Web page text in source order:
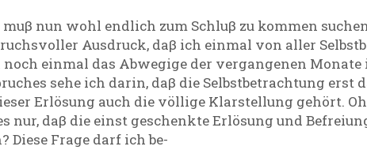
nun wohl endlich zum Schluβ zu kommen
Ausdruck, daβ ich einmal von aller
einmal das Abwegige der vergangenen Monate
sehe ich darin, daβ die Selbstbetrachtung
Erlösung auch die völlige Klarstellung gehört.
nur, daβ die einst geschenkte Erlösung und
Diese Frage darf ich be-